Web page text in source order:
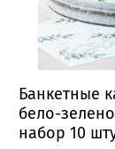
Банкетные
бело-
набор 10